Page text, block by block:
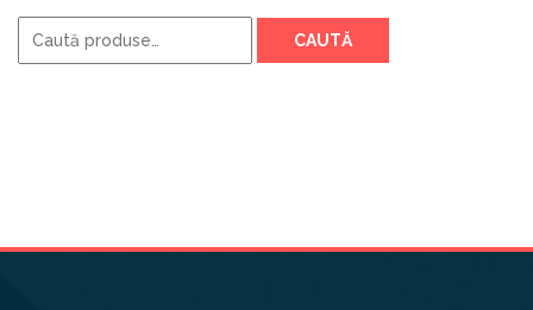
Caută
după:
CAUTĂ